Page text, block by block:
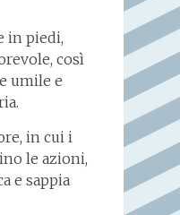
in piedi,
così
umile e
in cui i
le azioni,
e sappia